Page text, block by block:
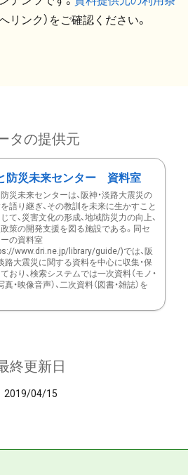
リンク）をご確認ください。
タの提供元
防災未来センター 資料室
災未来センターは、阪神・淡路大震災の
語り継ぎ、その教訓を未来に生かすこと
て、災害文化の形成、地域防災力の向上、
政策の開発支援を図る施設である。同セ
の資料室
www.dri.ne.jp/library/guide/)では、阪
路大震災に関する資料を中心に収集・保
おり、検索システムでは一次資料（モノ・
真・映像音声）、二次資料（図書・雑誌）を
終更新日
2019/04/15